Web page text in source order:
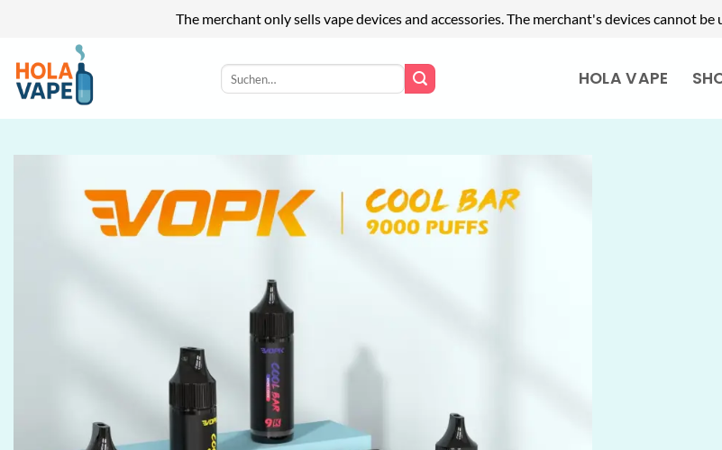
The merchant only sells vape devices and accessories. The merchant's devices cannot
Inhalt
springen
Suchen
nach:
HOLA VAPE